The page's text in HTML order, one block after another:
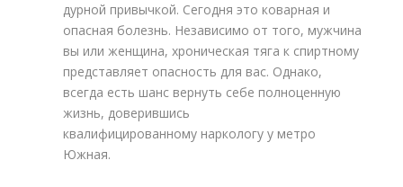
дурной привычкой. Сегодня это коварная и
опасная болезнь. Независимо от того, мужчина
вы или женщина, хроническая тяга к спиртному
представляет опасность для вас. Однако,
всегда есть шанс вернуть себе полноценную
жизнь, доверившись
квалифицированному наркологу у метро
Южная.